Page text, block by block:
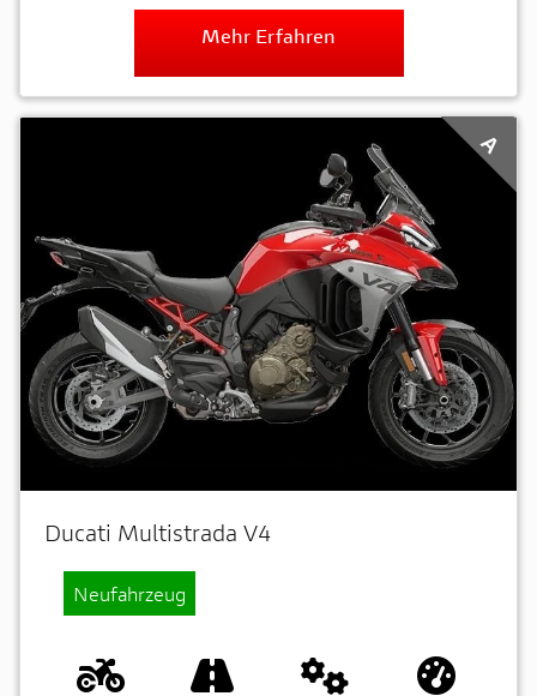
Mehr Erfahren
Ducati Multistrada V4
Neufahrzeug
A